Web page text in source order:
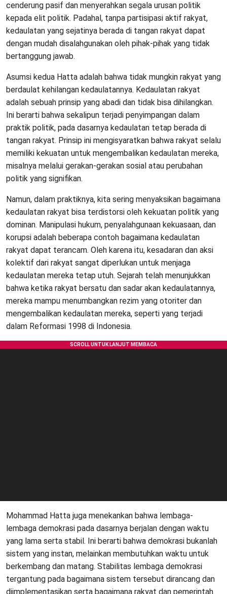
cenderung pasif dan menyerahkan segala urusan politik
kepada elit politik. Padahal, tanpa partisipasi aktif rakyat,
kedaulatan yang sejatinya berada di tangan rakyat dapat
dengan mudah disalahgunakan oleh pihak-pihak yang tidak
bertanggung jawab.
Asumsi kedua Hatta adalah bahwa tidak mungkin rakyat yang
berdaulat kehilangan kedaulatannya. Kedaulatan rakyat
adalah sebuah prinsip yang abadi dan tidak bisa dihilangkan.
Ini berarti bahwa sekalipun terjadi penyimpangan dalam
praktik politik, pada dasarnya kedaulatan tetap berada di
tangan rakyat. Prinsip ini mengisyaratkan bahwa rakyat selalu
memiliki kekuatan untuk mengembalikan kedaulatan mereka,
misalnya melalui gerakan-gerakan sosial atau perubahan
politik yang signifikan.
Namun, dalam praktiknya, kita sering menyaksikan bagaimana
kedaulatan rakyat bisa terdistorsi oleh kekuatan politik yang
dominan. Manipulasi hukum, penyalahgunaan kekuasaan, dan
korupsi adalah beberapa contoh bagaimana kedaulatan
rakyat dapat terancam. Oleh karena itu, kesadaran dan aksi
kolektif dari rakyat sangat diperlukan untuk menjaga
kedaulatan mereka tetap utuh. Sejarah telah menunjukkan
bahwa ketika rakyat bersatu dan sadar akan kedaulatannya,
mereka mampu menumbangkan rezim yang otoriter dan
mengembalikan kedaulatan mereka, seperti yang terjadi
dalam Reformasi 1998 di Indonesia.
Mohammad Hatta juga menekankan bahwa lembaga-
lembaga demokrasi pada dasarnya berjalan dengan waktu
yang lama serta stabil. Ini berarti bahwa demokrasi bukanlah
sistem yang instan, melainkan membutuhkan waktu untuk
berkembang dan matang. Stabilitas lembaga demokrasi
tergantung pada bagaimana sistem tersebut dirancang dan
diimplementasikan serta bagaimana rakyat dan pemerintah